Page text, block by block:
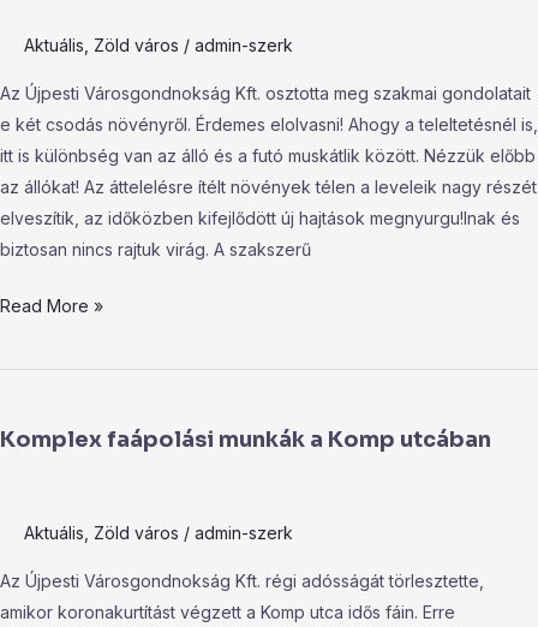
Aktuális Zöld város / admin-szerk
Az Újpesti Városgondnokság Kft. osztotta meg szakmai gondolatait
e két csodás növényről. Érdemes elolvasni! Ahogy a teleltetésnél is,
itt is különbség van az álló és a futó muskátlik között. Nézzük előbb
az állókat! Az áttelelésre ítélt növények télen a leveleik nagy részét
elveszítik, az időközben kifejlődött új hajtások megnyurgu!lnak és
biztosan nincs rajtuk virág. A szakszerű
Read More »
Komplex faápolási munkák a Komp utcában
Aktuális Zöld város / admin-szerk
Az Újpesti Városgondnokság Kft. régi adósságát törlesztette,
amikor koronakurtítást végzett a Komp utca idős fáin. Erre
munkák
utcában